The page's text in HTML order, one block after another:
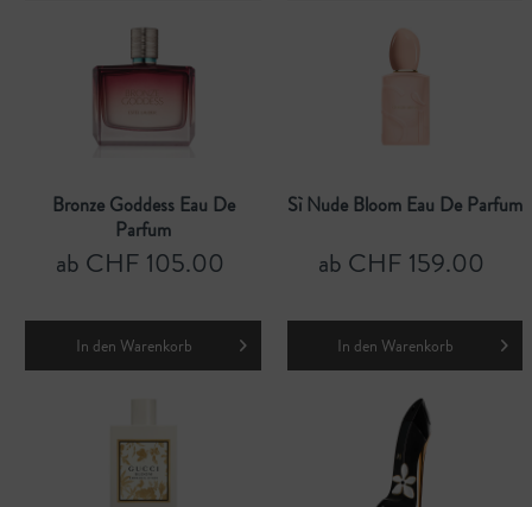
Bronze Goddess Eau De
Parfum
ab CHF 105.00
In den Warenkorb
Sì Nude Bloom Eau De Parfum
ab CHF 159.00
In den Warenkorb